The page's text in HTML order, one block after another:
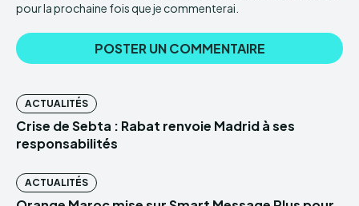
pour la prochaine fois que je commenterai.
ACTUALITÉS
Crise de Sebta : Rabat renvoie Madrid à ses
responsabilités
ACTUALITÉS